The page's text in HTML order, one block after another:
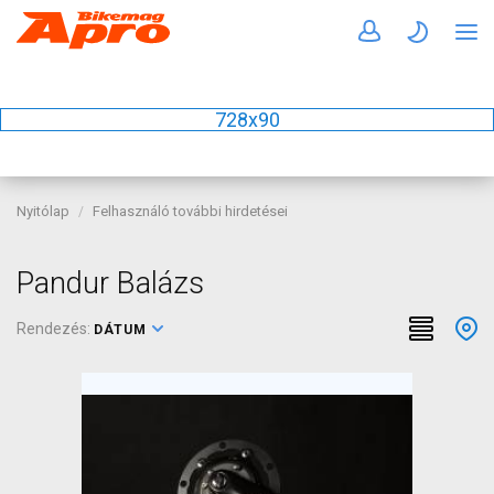
728x90
Nyitólap Felhasználó további hirdetései
Pandur Balázs
Rendezés: DÁTUM